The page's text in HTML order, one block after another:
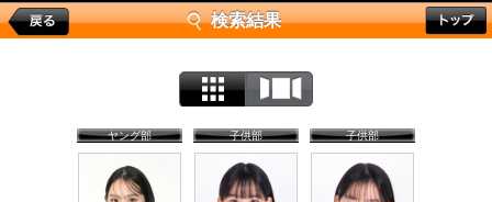
検索結果
ヤング部 子供部 子供部